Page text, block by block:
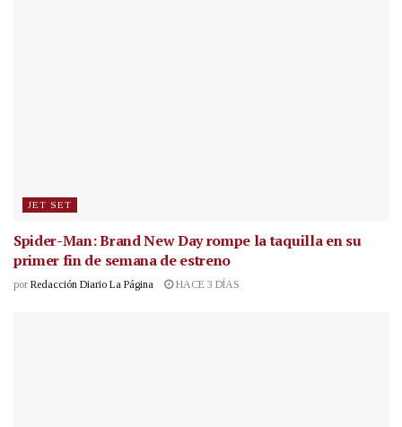
JET SET
Spider-Man: Brand New Day rompe la taquilla en su
primer fin de semana de estreno
por Redacción Diario La Página HACE 3 DÍAS